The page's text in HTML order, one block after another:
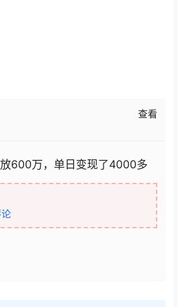
查看
600万，单日变现了4000多